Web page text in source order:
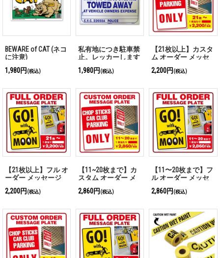
BEWARE of CAT (ネコ
に注意)
1,980円 (税込)
私有地につき駐車禁
止。レッカーします
1,980円 (税込)
【21枚以上】カスタ
ム オーダー メッセ
2,200円 (税込)
【21枚以上】フル オ
ーダー メッセージ
2,200円 (税込)
【11~20枚まで】カ
スタム オーダー メ
2,860円 (税込)
【11〜20枚まで】フ
ル オーダー メッセ
2,860円 (税込)